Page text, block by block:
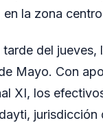
la zona
del
Mayo. Con
XI, los
jurisdicción